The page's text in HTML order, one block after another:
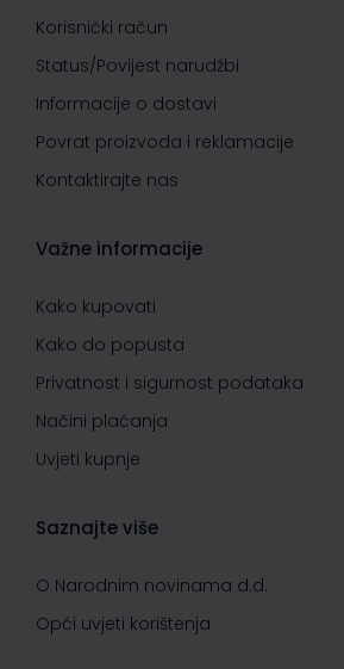
Korisnički račun
Status/Povijest narudžbi
Informacije o dostavi
Povrat proizvoda i reklamacije
Kontaktirajte nas
Važne informacije
Kako kupovati
Kako do popusta
Privatnost i sigurnost podataka
Načini plaćanja
Uvjeti kupnje
Saznajte više
O Narodnim novinama d.d.
Opći uvjeti korištenja